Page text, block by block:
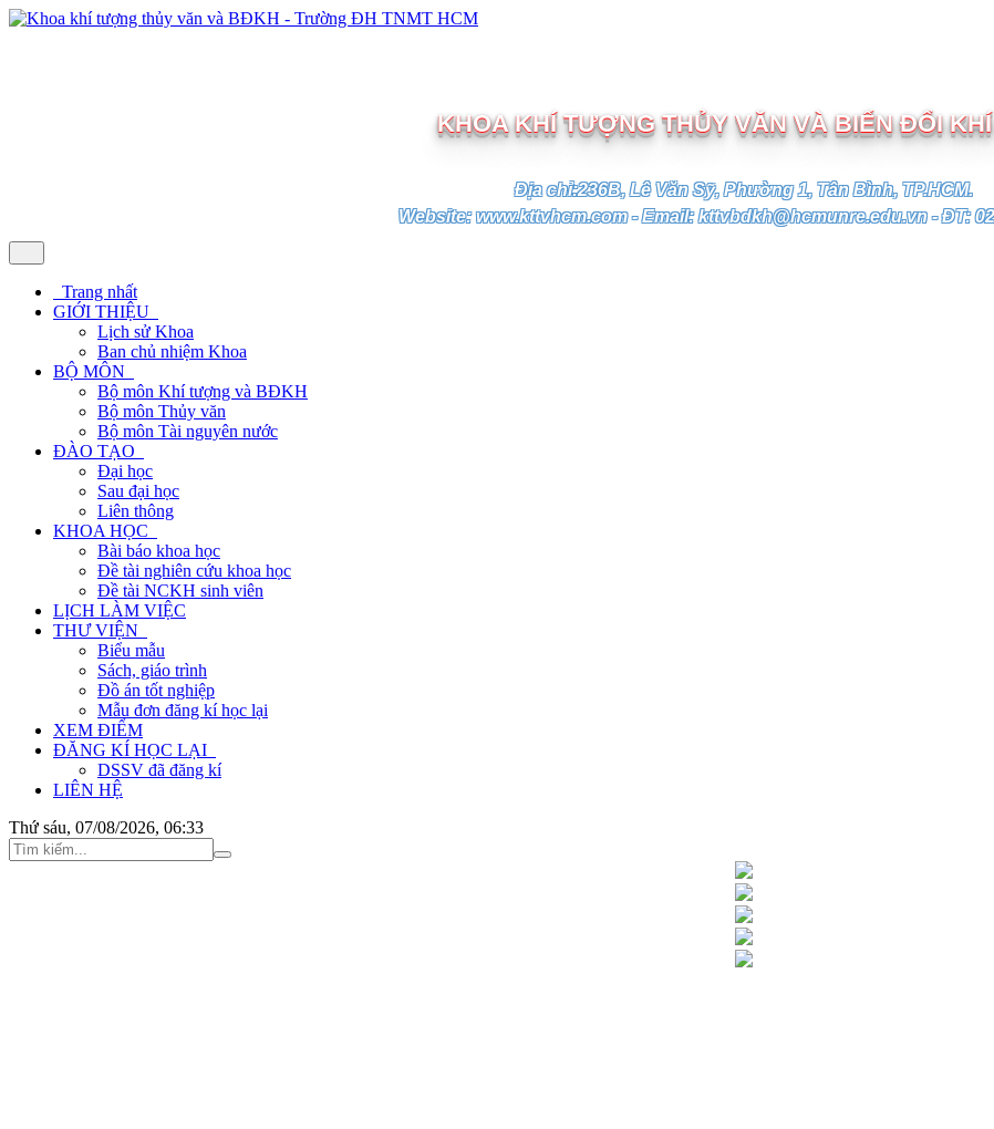
KHOA KHÍ TƯỢNG THỦY VĂN VÀ BIẾN ĐỔI
Địa chỉ:236B, Lê Văn Sỹ, Phường 1, Tân Bình, TP.HCM.
Website: www.kttvhcm.com - Email: kttvbdkh@hcmunre.edu.vn - ĐT:
Trang nhất
GIỚI THIỆU
Lịch sử Khoa
Ban chủ nhiệm Khoa
BỘ MÔN
Bộ môn Khí tượng và BĐKH
Bộ môn Thủy văn
Bộ môn Tài nguyên nước
ĐÀO TẠO
Đại học
Sau đại học
Liên thông
KHOA HỌC
Bài báo khoa học
Đề tài nghiên cứu khoa học
Đề tài NCKH sinh viên
LỊCH LÀM VIỆC
THƯ VIỆN
Biểu mẫu
Sách, giáo trình
Đồ án tốt nghiệp
Mẫu đơn đăng kí học lại
XEM ĐIỂM
ĐĂNG KÍ HỌC LẠI
DSSV đã đăng kí
LIÊN HỆ
Thứ sáu, 07/08/2026, 06:33